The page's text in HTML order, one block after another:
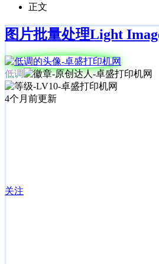
正文
图片批量处理Light
低调
4个月前更新
关注